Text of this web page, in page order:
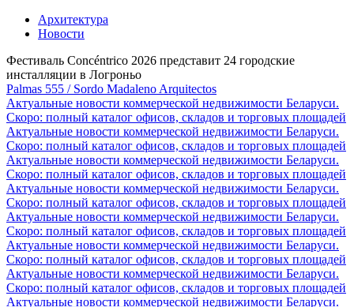
Архитектура
Новости
Фестиваль Concéntrico 2026 представит 24 городские
инсталляции в Логроньо
Palmas 555 / Sordo Madaleno Arquitectos
Актуальные новости коммерческой недвижимости Беларуси.
Скоро: полный каталог офисов, складов и торговых площадей
Актуальные новости коммерческой недвижимости Беларуси.
Скоро: полный каталог офисов, складов и торговых площадей
Актуальные новости коммерческой недвижимости Беларуси.
Скоро: полный каталог офисов, складов и торговых площадей
Актуальные новости коммерческой недвижимости Беларуси.
Скоро: полный каталог офисов, складов и торговых площадей
Актуальные новости коммерческой недвижимости Беларуси.
Скоро: полный каталог офисов, складов и торговых площадей
Актуальные новости коммерческой недвижимости Беларуси.
Скоро: полный каталог офисов, складов и торговых площадей
Актуальные новости коммерческой недвижимости Беларуси.
Скоро: полный каталог офисов, складов и торговых площадей
Актуальные новости коммерческой недвижимости Беларуси.